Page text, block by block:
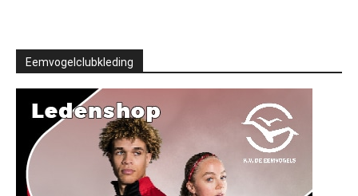
Eemvogelclubkleding